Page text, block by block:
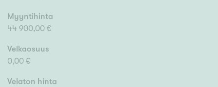
Myyntihinta
44 900,00 €
Velkaosuus
0,00 €
Velaton hinta